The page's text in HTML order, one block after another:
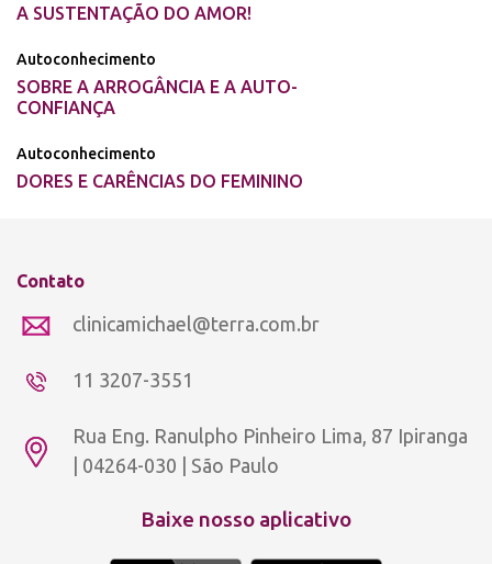
A SUSTENTAÇÃO DO AMOR!
Autoconhecimento
SOBRE A ARROGÂNCIA E A AUTO-
CONFIANÇA
Autoconhecimento
DORES E CARÊNCIAS DO FEMININO
Contato
clinicamichael@terra.com.br
11 3207-3551
Rua Eng. Ranulpho Pinheiro Lima, 87 Ipiranga
| 04264-030 | São Paulo
Baixe nosso aplicativo